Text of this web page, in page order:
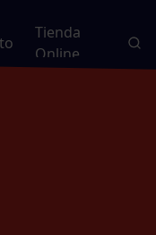
Tienda
Online